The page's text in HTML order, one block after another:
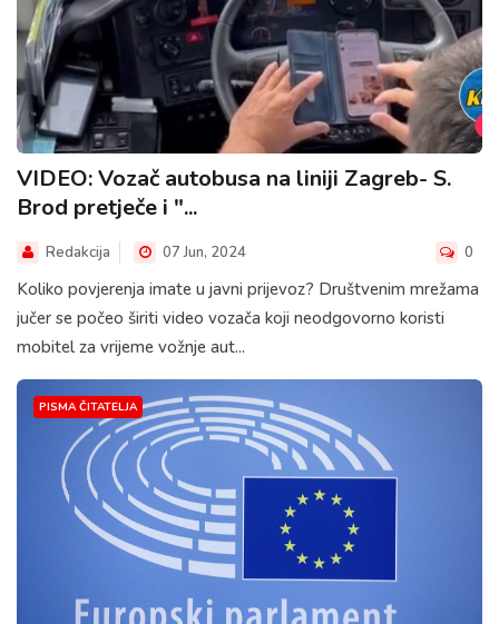
VIDEO: Vozač autobusa na liniji Zagreb- S.
Brod pretječe i "...
Redakcija 07 Jun, 2024 0
Koliko povjerenja imate u javni prijevoz? Društvenim mrežama
jučer se počeo širiti video vozača koji neodgovorno koristi
mobitel za vrijeme vožnje aut...
PISMA ČITATELJA